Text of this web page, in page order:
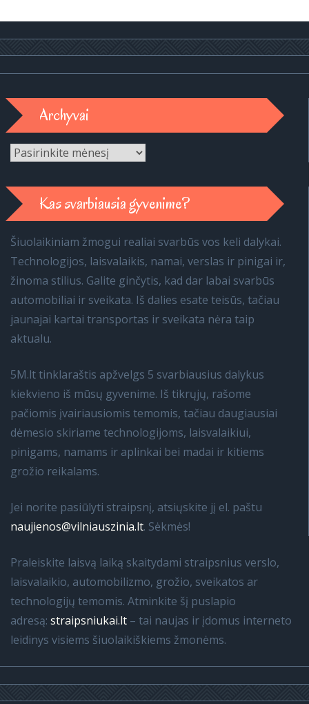
Archyvai
Archyvai
Kas svarbiausia gyvenime?
Šiuolaikiniam žmogui realiai svarbūs vos keli dalykai.
Technologijos, laisvalaikis, namai, verslas ir pinigai ir,
žinoma stilius. Galite ginčytis, kad dar labai svarbūs
automobiliai ir sveikata. Iš dalies esate teisūs, tačiau
jaunajai kartai transportas ir sveikata nėra taip
aktualu.
5M.lt tinklaraštis apžvelgs 5 svarbiausius dalykus
kiekvieno iš mūsų gyvenime. Iš tikrųjų, rašome
pačiomis įvairiausiomis temomis, tačiau daugiausiai
dėmesio skiriame technologijoms, laisvalaikiui,
pinigams, namams ir aplinkai bei madai ir kitiems
grožio reikalams.
Jei norite pasiūlyti straipsnį, atsiųskite jį el. paštu
naujienos@vilniauszinia.lt. Sėkmės!
Praleiskite laisvą laiką skaitydami straipsnius verslo,
laisvalaikio, automobilizmo, grožio, sveikatos ar
technologijų temomis. Atminkite šį puslapio
adresą: straipsniukai.lt – tai naujas ir įdomus interneto
leidinys visiems šiuolaikiškiems žmonėms.